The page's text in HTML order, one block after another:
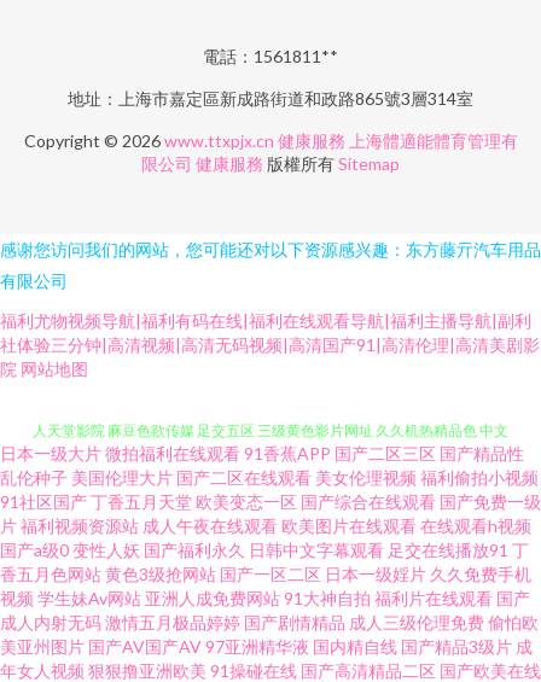
電話：1561811**
地址：上海市嘉定區新成路街道和政路865號3層314室
Copyright © 2026www.ttxpjx.cn 健康服務 上海體適能體育管理有
限公司 健康服務 版權所有Sitemap
感谢您访问我们的网站，您可能还对以下资源感兴趣：东方藤亓汽车用品
有限公司
福利尤物视频导航|福利有码在线|福利在线观看导航|福利主播导航|副利
社体验三分钟|高清视频|高清无码视频|高清国产91|高清伦理|高清美剧影
院 网站地图
三级欧美日韩 欧美另类网址 美女免费抠逼 97超碰人 青青草电影 91色视 AV女
字幕三级高清 免费视频无码专区 黄色网入口站链接 亚洲人人人爱 精品日韩
一区 韩国αV 美女巨乳被后入 狼友青青草社区 国产草逼视频网 亚州综合15P
久久做爱视频 中文字幕第三页 国内秘果久久 狠狠操网址 亚洲人成 日韩精品
导航 国产1024一级片 天堂久久精品网 91超碰青青 超碰在线人人操人人摸 天
日本一级大片微拍福利在线观看91香蕉APP 国产二区三区 国产精品性
乱伦种子 美国伦理大片 国产二区在线观看 美女伦理视频 福利偷拍小视频
91社区国产丁香五月天堂 欧美变态一区 国产综合在线观看 国产免费一级
片福利视频资源站 成人午夜在线观看 欧美图片在线观看在线观看h视频
国产a级0变性人妖 国产福利永久 日韩中文字幕观看 足交在线播放91 丁
香五月色网站黄色3级抢网站 国产一区二区 日本一级婬片 久久免费手机
视频 学生妹Av网站 亚洲人成免费网站91大神自拍 福利片在线观看 国产
成人内射无码激情五月极品婷婷 国产剧情精品 成人三级伦理免费偷怕欧
美亚州图片 国产AV国产AV97亚洲精华液 国内精自线 国产精品3级片 成
年女人视频 狠狠撸亚洲欧美 91操碰在线 国产高清精品二区 国产欧美在线